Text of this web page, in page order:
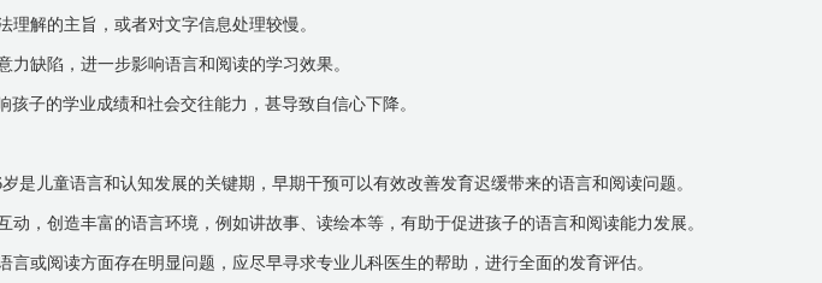
解的主旨，或者对文字信息处理较慢。
缺陷，进一步影响语言和阅读的学习效果。
子的学业成绩和社会交往能力，甚导致自信心下降。
是儿童语言和认知发展的关键期，早期干预可以有效改善发育迟缓带来的语言和阅读问题。
动，创造丰富的语言环境，例如讲故事、读绘本等，有助于促进孩子的语言和阅读能力发展。
言或阅读方面存在明显问题，应尽早寻求专业儿科医生的帮助，进行全面的发育评估。